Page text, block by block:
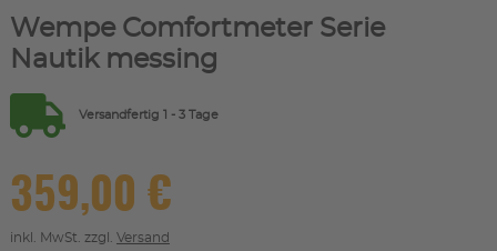
Wempe Comfortmeter Serie
Nautik messing
Versandfertig 1 - 3 Tage
359,00 €
inkl. MwSt. zzgl. Versand